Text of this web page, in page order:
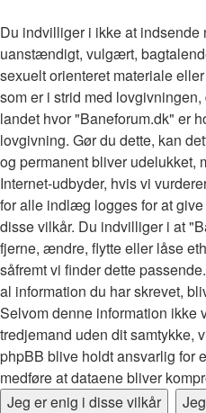
Du indvilliger i ikke at
uanstændigt, vulgært,
sexuelt orienteret materiale
som er i strid med
landet hvor "Baneforum.dk" er
lovgivning. Gør du dette, kan
og permanent bliver udelukket,
Internet-udbyder, hvis vi
for alle indlæg logges for at
disse vilkår. Du indvilliger i at
fjerne, ændre, flytte eller låse
såfremt vi finder dette
al information du har skrevet,
Selvom denne information ikke
tredjemand uden dit samtykke,
phpBB blive holdt ansvarlig for
medføre at dataene bliver